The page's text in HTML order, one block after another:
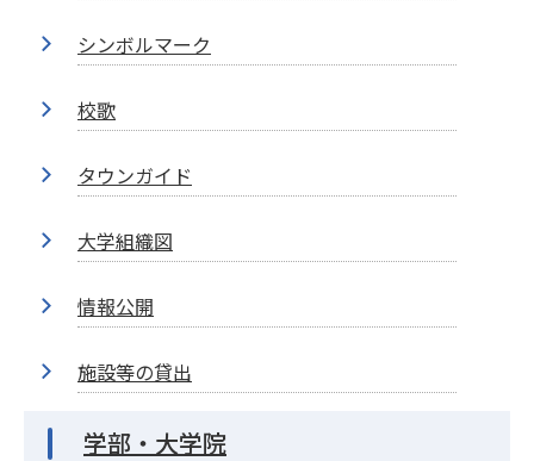
シンボルマーク
校歌
タウンガイド
大学組織図
情報公開
施設等の貸出
学部・大学院